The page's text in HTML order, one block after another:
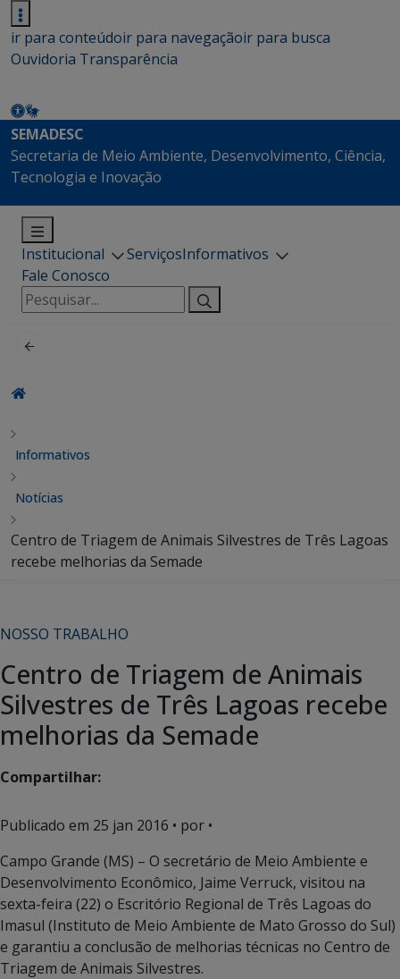
ir para conteúdoir para navegaçãoir para busca
Ouvidoria Transparência
SEMADESC
Secretaria de Meio Ambiente, Desenvolvimento, Ciência,
Tecnologia e Inovação
Institucional ServiçosInformativos
Fale Conosco
Pesquisar
por:
Informativos
Notícias
Centro de Triagem de Animais Silvestres de Três Lagoas
recebe melhorias da Semade
NOSSO TRABALHO
Centro de Triagem de Animais
Silvestres de Três Lagoas recebe
melhorias da Semade
Compartilhar:
Publicado em 25 jan 2016 • por •
Campo Grande (MS) – O secretário de Meio Ambiente e
Desenvolvimento Econômico, Jaime Verruck, visitou na
sexta-feira (22) o Escritório Regional de Três Lagoas do
Imasul (Instituto de Meio Ambiente de Mato Grosso do Sul)
e garantiu a conclusão de melhorias técnicas no Centro de
Triagem de Animais Silvestres.